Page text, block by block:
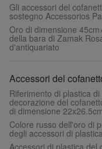
Gli accessori del
sostegno Accessorios
Oro di dimensione
della bara di Zamak
d'antiquariato
Accessori del
Riferimento di plastica
decorazione del
di dimensione
Colore russo dell'oro di
degli accessori di
Accessori di plastica